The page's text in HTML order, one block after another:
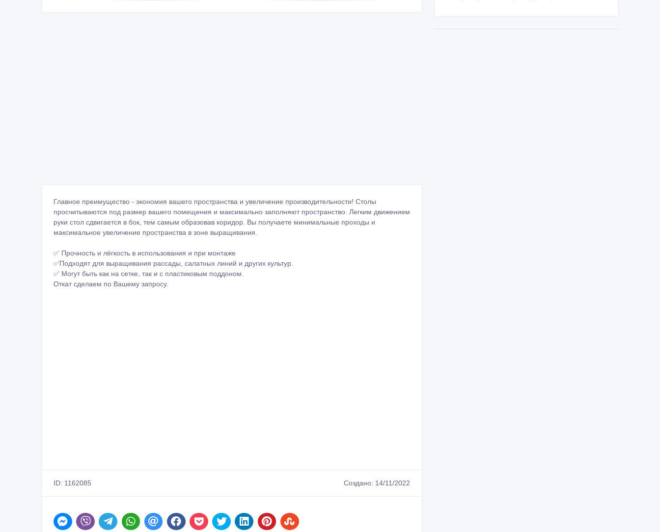
Главное преимущество - экономия вашего пространства и увеличение производительности! Столы
просчитываются под размер вашего помещения и максимально заполняют пространство. Легким движением
руки стол сдвигается в бок, тем самым образовав коридор. Вы получаете минимальные проходы и
максимальное увеличение пространства в зоне выращивания.
✅ Прочность и лёгкость в использования и при монтаже
✅Подходят для выращивания рассады, салатных линий и других культур.
✅ Могут быть как на сетке, так и с пластиковым поддоном.
Откат сделаем по Вашему запросу.
ID: 1162085 Создано: 14/11/2022